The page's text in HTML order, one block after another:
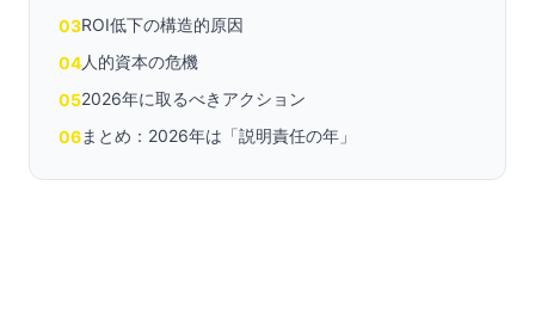
03ROI低下の構造的原因
04人的資本の危機
052026年に取るべきアクション
06まとめ：2026年は「説明責任の年」